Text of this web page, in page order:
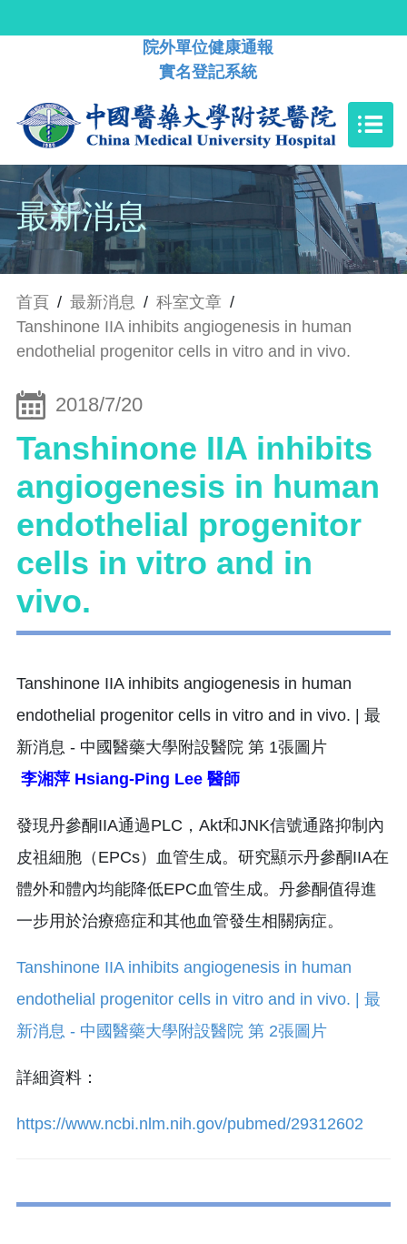
院外單位健康通報
實名登記系統
最新消息
首頁 / 最新消息 / 科室文章 /
Tanshinone IIA inhibits angiogenesis in human
endothelial progenitor cells in vitro and in vivo.
2018/7/20
Tanshinone IIA inhibits
angiogenesis in human
endothelial progenitor
cells in vitro and in
vivo.
李湘萍 Hsiang-Ping Lee 醫師
發現丹參酮IIA通過PLC，Akt和JNK信號通路抑制內
皮祖細胞（EPCs）血管生成。研究顯示丹參酮IIA在
體外和體內均能降低EPC血管生成。丹參酮值得進
一步用於治療癌症和其他血管發生相關病症。
詳細資料：
https://www.ncbi.nlm.nih.gov/pubmed/29312602